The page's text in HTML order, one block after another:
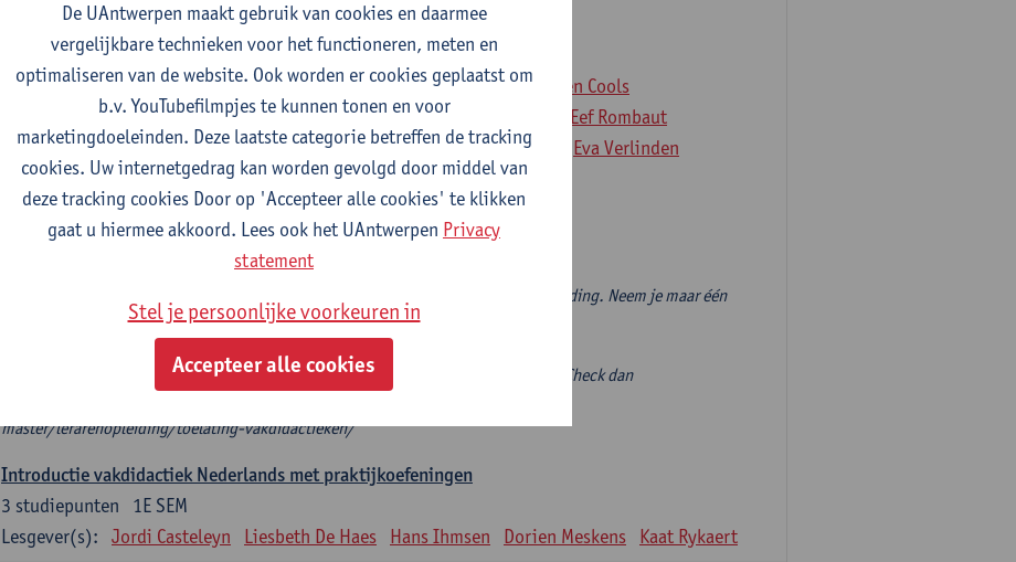
Supervisie
1E/2E SEM
studiepunten
Lesgever(s): Aster Van Mieghem Gytha Burman Astrid Cerpentier
Koen Cools
Hanane Dauwe
Wouter Delée Hans Ihmsen
Eef Rombaut
Jokelien Strobbe
Tania Van Passen Marise Van Tendeloo Eva Verlinden
Introductie vakdidactiek
Verplicht: 3 studiepunten, indien één vakdidactiek
6 studiepunten, indien 2 vakdidactieken
In het modeltraject kies je 2 introducties vakdidactiek die aansluiten bij je vooropleiding. Neem je maar één
introductie vakdidactiek, dan kies je twee verdiepende keuzevakken.
PAV mag je niet als enige vakdidactiek nemen.
Niet zeker welke (Introductie) vakdidactiek je op basis van je diploma mag volgen? Check dan
master/lerarenopleiding/toelating-vakdidactieken/
Introductie vakdidactiek Nederlands met praktijkoefeningen
1E SEM
3 studiepunten
Lesgever(s):
Jordi Casteleyn Liesbeth De Haes Hans Ihmsen Dorien Meskens Kaat Rykaert
De UAntwerpen maakt gebruik van cookies en daarmee
vergelijkbare technieken voor het functioneren, meten en
optimaliseren van de website. Ook worden er cookies geplaatst om
b.v. YouTubefilmpjes te kunnen tonen en voor
marketingdoeleinden. Deze laatste categorie betreffen de tracking
cookies. Uw internetgedrag kan worden gevolgd door middel van
deze tracking cookies Door op 'Accepteer alle cookies' te klikken
gaat u hiermee akkoord. Lees ook het UAntwerpen Privacy
statement
Stel je persoonlijke voorkeuren in
Accepteer alle cookies